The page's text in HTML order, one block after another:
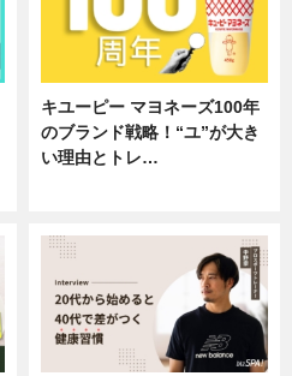
キユーピー マヨネーズ100年
のブランド戦略！“ユ”が大き
い理由とトレ…